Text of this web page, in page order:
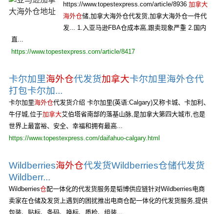
https://www.topestexpress.com/article/8936 加拿大
海外仓储,加拿大海外仓代发货,加拿大海外仓一件代
发... 1.入亚马逊FBA仓成本高,跟卖现象严重 2.国内
直...
https://www.topestexpress.com/article/8417
卡尔加里海外仓代发货加拿大卡尔加里海外仓代
打包卡尔加...
卡尔加里海外仓代发货介绍 卡尔加里(英语:Calgary)又称卡城、卡加利、
牛仔城,位于加拿大艾伯塔省南部的落基山脉,是加拿大第四大城市,也是
世界上最富裕、安全、幸福和拥有最高...
https://www.topestexpress.com/daifahuo-calgary.html
Wildberries海外仓代发货Wildberries仓储代发货
Wildberr...
Wildberries仓配一体化的代发货服务是韬博供应链针对Wildberries电商
卖家在仓储及发货上遇到的困扰推出电商仓配一体化的代发货服务,提供
包装、贴标、条码、换标、质检、组装...